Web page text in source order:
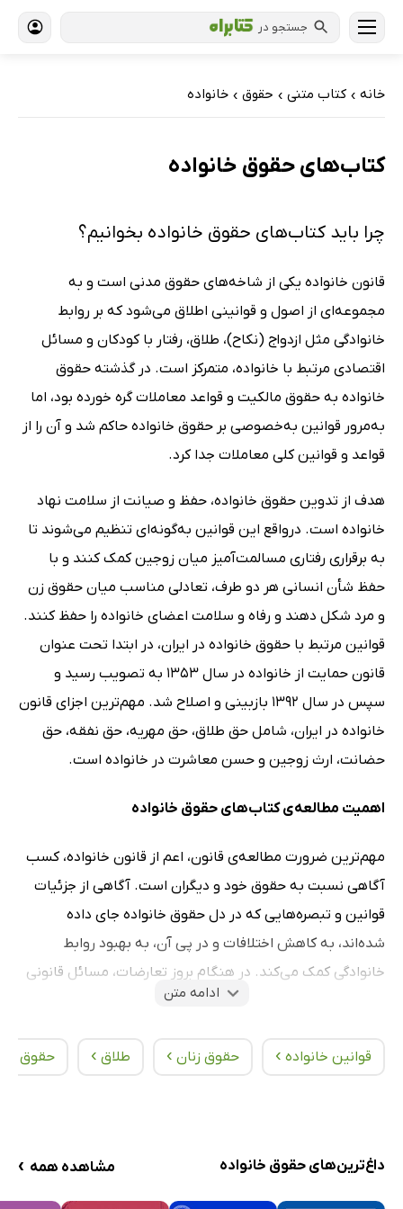
جستجو در
خانه › کتاب‌ متنی › حقوق › خانواده
کتاب‌های حقوق خانواده
چرا باید کتاب‌های حقوق خانواده بخوانیم؟
قانون خانواده یکی از شاخه‌های حقوق مدنی است و به
مجموعه‌ای از اصول و قوانینی اطلاق می‌شود که بر روابط
خانوادگی مثل ازدواج (نکاح)، طلاق، رفتار با کودکان و مسائل
اقتصادی مرتبط با خانواده، متمرکز است. در گذشته حقوق
خانواده به حقوق مالکیت و قواعد معاملات گره خورده بود، اما
به‌مرور قوانین به‌خصوصی بر حقوق خانواده حاکم شد و آن را از
قواعد و قوانین کلی معاملات جدا کرد.
هدف از تدوین حقوق خانواده، حفظ و صیانت از سلامت نهاد
خانواده است. درواقع این قوانین به‌گونه‌ای تنظیم می‌شوند تا
به برقراری رفتاری مسالمت‌آمیز میان زوجین کمک کنند و با
حفظ شأن انسانی هر دو طرف، تعادلی مناسب میان حقوق زن
و مرد شکل دهند و رفاه و سلامت اعضای خانواده را حفظ کنند.
قوانین مرتبط با حقوق خانواده در ایران، در ابتدا تحت عنوان
قانون حمایت از خانواده در سال 1353 به تصویب رسید و
سپس در سال 1392 بازبینی و اصلاح شد. مهم‌ترین اجزای قانون
خانواده در ایران، شامل حق طلاق، حق مهریه، حق نفقه، حق
حضانت، ارث زوجین و حسن معاشرت در خانواده است.
اهمیت مطالعه‌ی کتاب‌های حقوق خانواده
مهم‌ترین ضرورت مطالعه‌ی قانون، اعم از قانون خانواده، کسب
آگاهی نسبت به حقوق خود و دیگران است. آگاهی از جزئیات
قوانین و تبصره‌هایی که در دل حقوق خانواده جای داده
شده‌اند، به کاهش اختلافات و در پی آن، به بهبود روابط
خانوادگی کمک می‌کند. در هنگام بروز تعارضات، مسائل قانونی
حقوق خانواده به‌مثابه‌ی یک قطب‌نما عمل می‌کند و راه و روش
بهترین کتاب‌های حقوق خانواده به نقش مهم و اهمیت پررنگ
ادامه متن
قوانین خانواده › حقوق زنان › طلاق › حقوق
داغ‌ترین‌های حقوق خانواده مشاهده همه ›